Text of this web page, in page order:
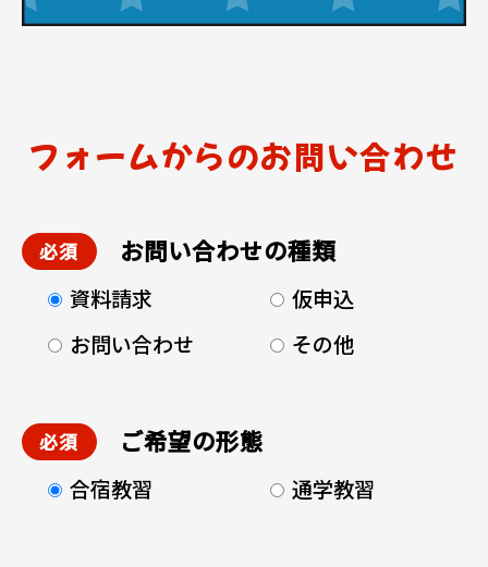
フォームからのお問い合わせ
お問い合わせの種類
資料請求
仮申込
お問い合わせ
その他
ご希望の形態
合宿教習 通学教習